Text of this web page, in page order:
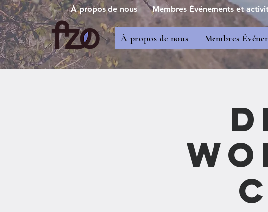
À propos de nous Membres
À propos de nous Membres Événements et